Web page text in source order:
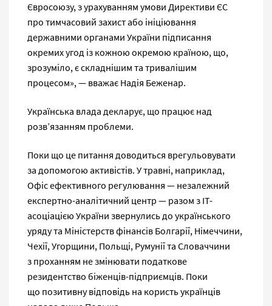
Євросоюзу, з урахуванням умови Директиви ЄС
про тимчасовий захист або ініціювання
державними органами України підписання
окремих угод із кожною окремою країною, що,
зрозуміло, є складнішим та тривалішим
процесом», — вважає Надія Беженар.
Українська влада декларує, що працює над
розв’язанням проблеми.
Поки що це питання доводиться врегульовувати
за допомогою активістів. У травні, наприклад,
Офіс ефективного регулювання — незалежний
експертно-аналітичний центр — разом з ІТ-
асоціацією України звернулись до українського
уряду та Міністерств фінансів Болгарії, Німеччини,
Чехії, Угорщини, Польщі, Румунії та Словаччини
з проханням не змінювати податкове
резидентство біженців-підприємців. Поки
що позитивну відповідь на користь українців